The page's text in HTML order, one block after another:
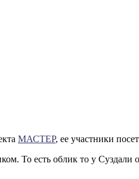
МАСТЕР, ее участники
То есть облик то у Суздали